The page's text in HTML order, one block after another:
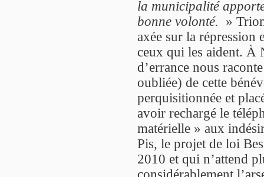
la municipalité
bonne volonté. »
axée sur la répression
ceux qui les aident. À
d’errance nous
oubliée) de cette
perquisitionnée et
avoir rechargé le
matérielle » aux
Pis, le projet de loi
2010 et qui n’attend